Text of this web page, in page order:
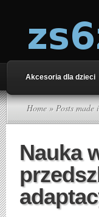
Akcesoria dla dzieci
Home » Posts made
Nauka